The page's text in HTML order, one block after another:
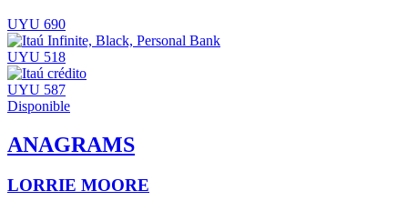
UYU 690
UYU 518
UYU 587
Disponible
ANAGRAMS
LORRIE MOORE